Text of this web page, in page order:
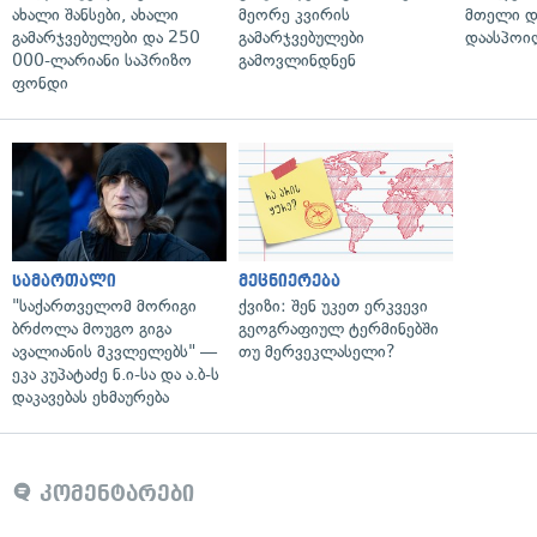
ახალი შანსები, ახალი
გამარჯვებულები და 250
000-ლარიანი საპრიზო
ფონდი
მეორე კვირის
გამარჯვებულები
გამოვლინდნენ
მთელი
სამართალი
"საქართველომ მორიგი
ბრძოლა მოუგო გიგა
ავალიანის მკვლელებს" —
ეკა კუპატაძე ნ.ი-სა და ა.ბ-ს
დაკავებას ეხმაურება
მეცნიერება
ქვიზი: შენ უკეთ ერკვევი
გეოგრაფიულ ტერმინებში
თუ მერვეკლასელი?
კომენტარები